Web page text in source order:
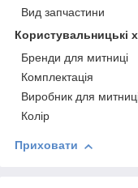
Вид запчастини
Користувальницькі
Бренди для митниці
Комплектація
Виробник для
Колір
Приховати